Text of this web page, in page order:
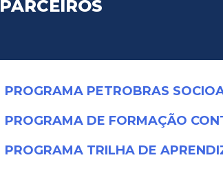
PARCEIROS
PROGRAMA PETROBRAS
PROGRAMA DE FORMAÇÃO
PROGRAMA TRILHA DE